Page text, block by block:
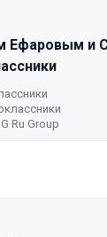
Ефаровым и
Ru Group